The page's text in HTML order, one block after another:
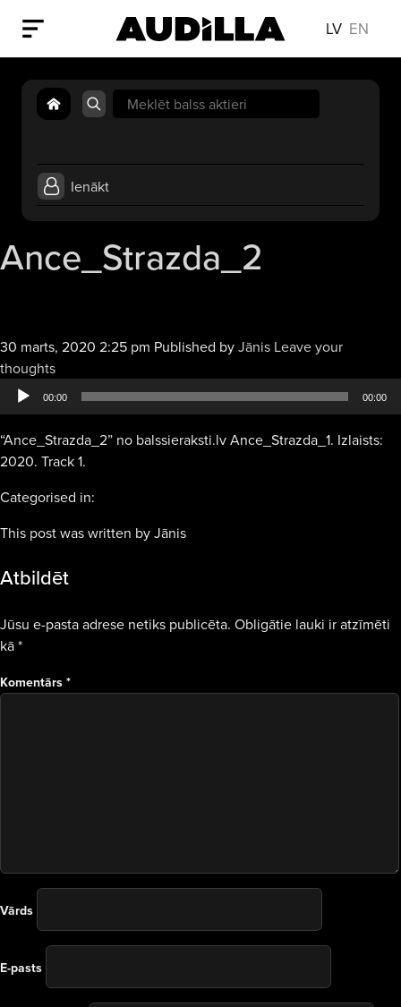
LV EN
Search
for:
Ienākt
Ance_Strazda_2
30 marts, 2020 2:25 pm Published byJānis Leave your
thoughtsAudio
atskaņotājs
00:00 00:00
“Ance_Strazda_2” no balssieraksti.lv Ance_Strazda_1. Izlaists:
2020. Track 1.
Categorised in:
This post was written by Jānis
Atbildēt
Jūsu e-pasta adrese netiks publicēta. Obligātie lauki ir atzīmēti
kā*
Komentārs *
Vārds
E-pasts